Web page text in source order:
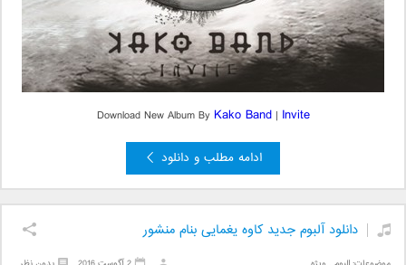
Download New Album By Kako Band| Invite
ادامه مطلب و دانلود
دانلود آلبوم جدید کاوه یغمایی بنام منشور